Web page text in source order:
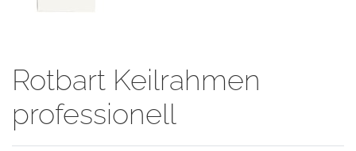
Rotbart Keilrahmen
professionell